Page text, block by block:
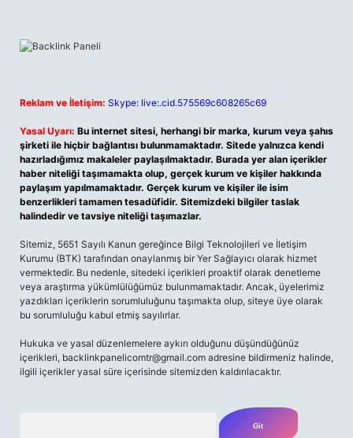
Reklam ve İletişim: Skype: live:.cid.575569c608265c69
Yasal Uyarı: Bu internet sitesi, herhangi bir marka, kurum veya şahıs
şirketi ile hiçbir bağlantısı bulunmamaktadır. Sitede yalnızca kendi
hazırladığımız makaleler paylaşılmaktadır. Burada yer alan içerikler
haber niteliği taşımamakta olup, gerçek kurum ve kişiler hakkında
paylaşım yapılmamaktadır. Gerçek kurum ve kişiler ile isim
benzerlikleri tamamen tesadüfidir. Sitemizdeki bilgiler taslak
halindedir ve tavsiye niteliği taşımazlar.
Sitemiz, 5651 Sayılı Kanun gereğince Bilgi Teknolojileri ve İletişim
Kurumu (BTK) tarafından onaylanmış bir Yer Sağlayıcı olarak hizmet
vermektedir. Bu nedenle, sitedeki içerikleri proaktif olarak denetleme
veya araştırma yükümlülüğümüz bulunmamaktadır. Ancak, üyelerimiz
yazdıkları içeriklerin sorumluluğunu taşımakta olup, siteye üye olarak
bu sorumluluğu kabul etmiş sayılırlar.
Hukuka ve yasal düzenlemelere aykırı olduğunu düşündüğünüz
içerikleri, backlinkpanelicomtr@gmail.com adresine bildirmeniz halinde,
ilgili içerikler yasal süre içerisinde sitemizden kaldırılacaktır.